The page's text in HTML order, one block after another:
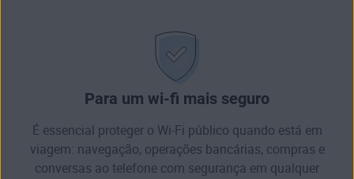
Para um wi-fi mais seguro
É essencial proteger o Wi-Fi público quando está em
viagem: navegação, operações bancárias, compras e
conversas ao telefone com segurança em qualquer